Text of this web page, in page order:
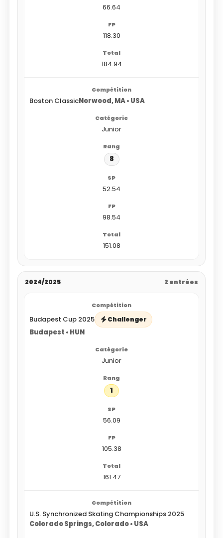
66.64
118.30
184.94
Boston ClassicNorwood, MA • USA
Junior
8
52.54
98.54
151.08
2024/2025 2 entrées
Budapest Cup 2025 Challenger
Budapest • HUN
Junior
1
56.09
105.38
161.47
U.S. Synchronized Skating Championships 2025
Colorado Springs, Colorado • USA